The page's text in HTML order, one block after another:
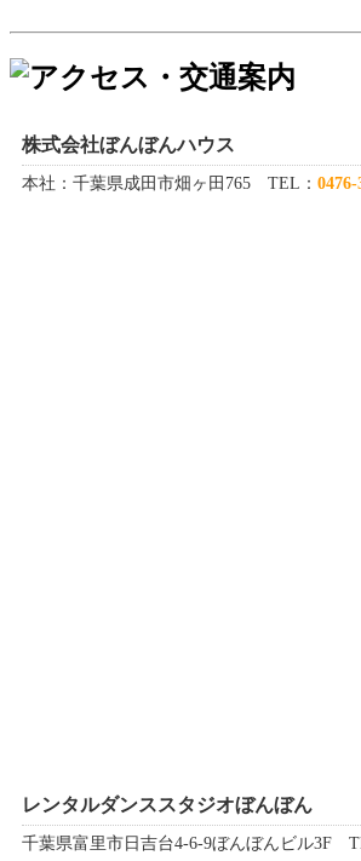
株式会社ぼんぼんハウス
本社：千葉県成田市畑ヶ田765 TEL： 0476-
レンタルダンススタジオぼんぼん
千葉県富里市日吉台4-6-9ぼんぼんビル3F